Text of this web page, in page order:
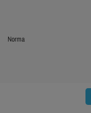
Norma